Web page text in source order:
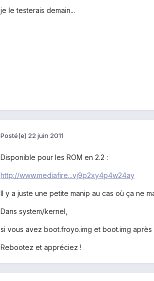
je le testerais demain...
Posté(e) 22 juin 2011
Disponible pour les ROM en 2.2 :
http://www.mediafire...vj9p2xy4p4w24ay
Il y a juste une petite manip au cas où ça ne
Dans system/kernel,
si vous avez boot.froyo.img et boot.img
Rebootez et appréciez !